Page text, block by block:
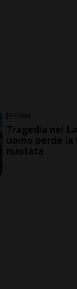
BERNA
Tragedia nel
uomo perde la
nuotata